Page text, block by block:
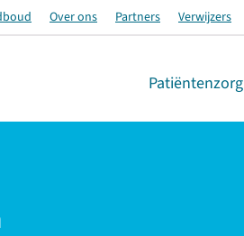
Over ons Partners Verwijzers
Patiëntenzorg